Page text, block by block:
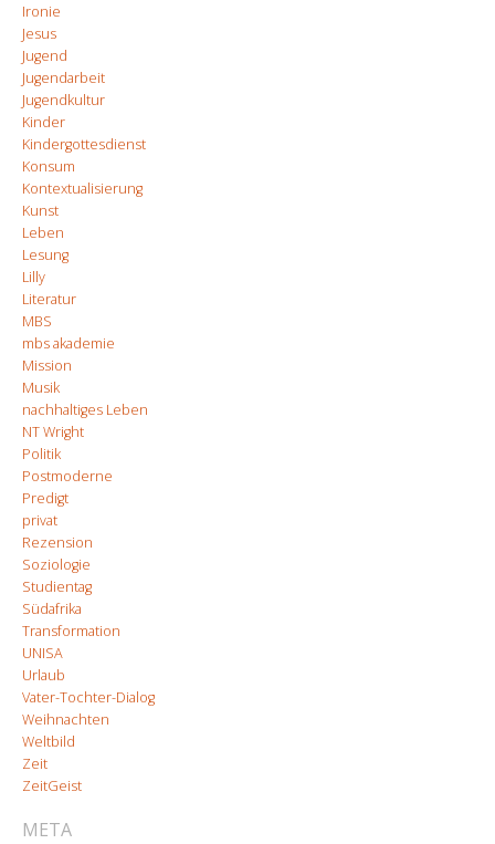
Ironie
Jesus
Jugend
Jugendarbeit
Jugendkultur
Kinder
Kindergottesdienst
Konsum
Kontextualisierung
Kunst
Leben
Lesung
Lilly
Literatur
MBS
mbs akademie
Mission
Musik
nachhaltiges Leben
NT Wright
Politik
Postmoderne
Predigt
privat
Rezension
Soziologie
Studientag
Südafrika
Transformation
UNISA
Urlaub
Vater-Tochter-Dialog
Weihnachten
Weltbild
Zeit
ZeitGeist
META